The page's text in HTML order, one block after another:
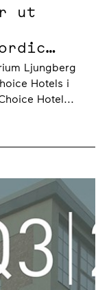
ut
Ljungberg
Hotels i
Hotel...